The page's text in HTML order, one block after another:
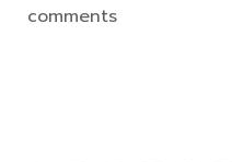
comments